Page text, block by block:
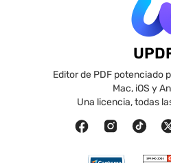
Editor de PDF potenciado
Mac, iOS y
Una licencia, todas